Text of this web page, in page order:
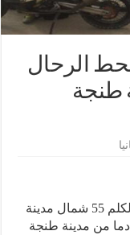
الرحال
وصل صباح اليوم الاثنين 13/01/2020 عند الكلم 55 شمال مدينة
مدينة طنجة